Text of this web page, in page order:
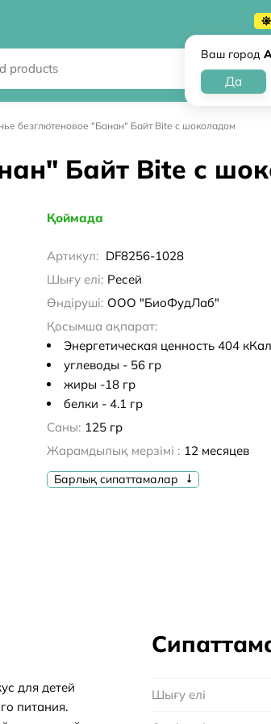
Ваш город
безглютеновое "Банан" Байт Bite с шоколадом
Байт Bite с
Қоймада
Артикул: DF8256-1028
Шығу елі: Ресей
Өндіруші: ООО "БиоФудЛаб"
Қосымша ақпарат:
Энергетическая ценность 404 кКал
углеводы - 56 гр
жиры -18 гр
белки - 4.1 гр
Саны: 125 гр
Жарамдылық мерзімі : 12 месяцев
Барлық сипаттамалар
для детей
питания.
Шығу елі